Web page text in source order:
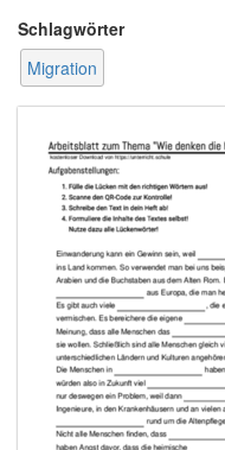
Schlagwörter
Migration